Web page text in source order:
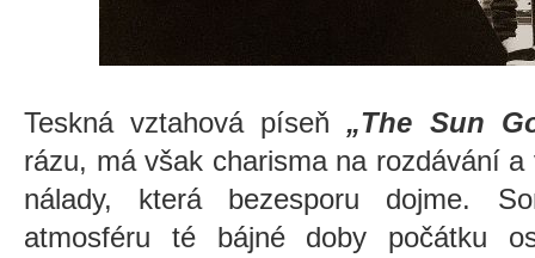
Teskná vztahová píseň „The Sun
rázu, má však charisma na rozdávání
nálady, která bezesporu dojme.
atmosféru té bájné doby počátku